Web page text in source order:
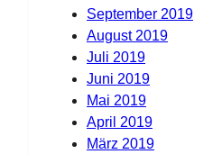
September 2019
August 2019
Juli 2019
Juni 2019
Mai 2019
April 2019
März 2019